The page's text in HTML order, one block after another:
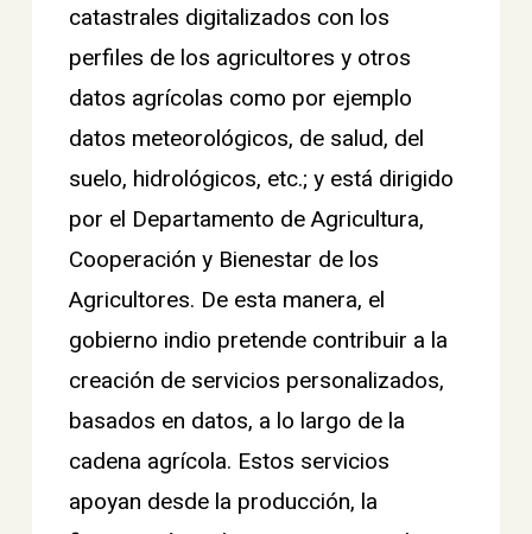
catastrales digitalizados con los
perfiles de los agricultores y otros
datos agrícolas como por ejemplo
datos meteorológicos, de salud, del
suelo, hidrológicos, etc.; y está dirigido
por el Departamento de Agricultura,
Cooperación y Bienestar de los
Agricultores. De esta manera, el
gobierno indio pretende contribuir a la
creación de servicios personalizados,
basados en datos, a lo largo de la
cadena agrícola. Estos servicios
apoyan desde la producción, la